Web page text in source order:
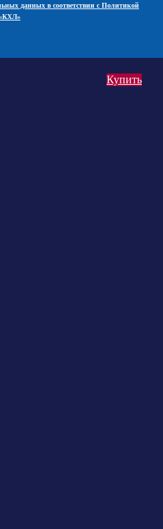
Купить
данных в соответствии с Политикой